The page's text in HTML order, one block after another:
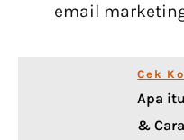
email
Cek
Apa
&